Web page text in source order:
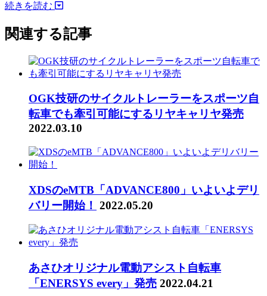
続きを読む
関連する記事
OGK技研のサイクルトレーラーをスポーツ自
転車でも牽引可能にするリヤキャリヤ発売
2022.03.10
XDSのeMTB「ADVANCE800」いよいよデリ
バリー開始！ 2022.05.20
あさひオリジナル電動アシスト自転車
「ENERSYS every」発売 2022.04.21